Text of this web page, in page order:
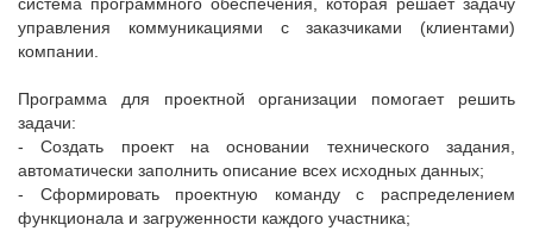
система программного обеспечения, которая решает задачу
управления коммуникациями с заказчиками (клиентами)
компании.
Программа для проектной организации помогает решить
задачи:
- Создать проект на основании технического задания,
автоматически заполнить описание всех исходных данных;
- Сформировать проектную команду с распределением
функционала и загруженности каждого участника;